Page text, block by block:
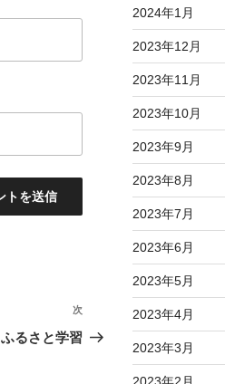
次
の
次
ふるさと学習
2024年1月
2023年12月
2023年11月
2023年10月
2023年9月
2023年8月
2023年7月
2023年6月
2023年5月
2023年4月
2023年3月